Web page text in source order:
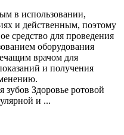
в использовании,
и действенным, поэтому
средство для проведения
оборудования
врачом для
и получения
зубов Здоровье ротовой
и ...